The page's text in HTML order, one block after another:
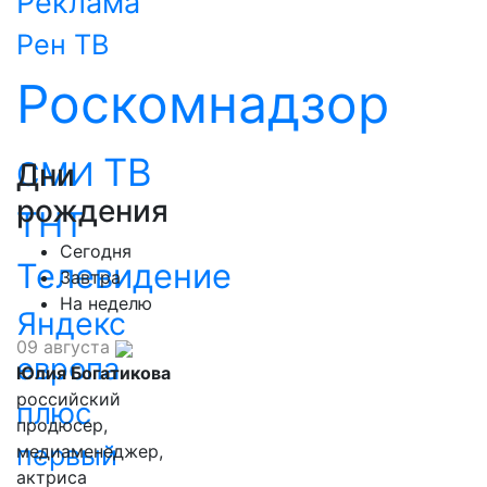
Рен ТВ
Роскомнадзор
СМИ ТВ
ТНТ
Телевидение
Яндекс
европа
плюс
первый
Дни
рождения
Сегодня
Завтра
На неделю
09 августа
Юлия Богатикова
российский
продюсер,
медиаменеджер,
актриса